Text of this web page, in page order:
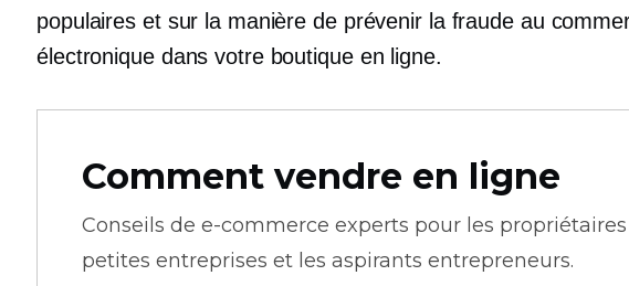
populaires et sur la manière de prévenir la fraude au
électronique dans votre boutique en ligne.
Comment vendre en ligne
Conseils de e-commerce experts pour les
petites entreprises et les aspirants entrepreneurs.